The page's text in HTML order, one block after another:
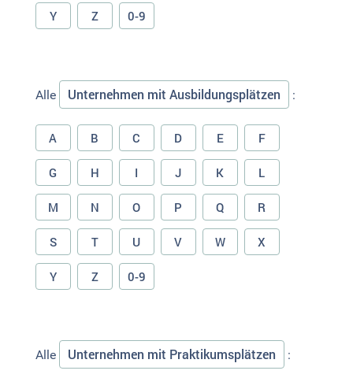
Y Z 0-9
Alle Unternehmen mit Ausbildungsplätzen :
A B C D E F
G H I J K L
M N O P Q R
S T U V W X
Y Z 0-9
Alle Unternehmen mit Praktikumsplätzen :